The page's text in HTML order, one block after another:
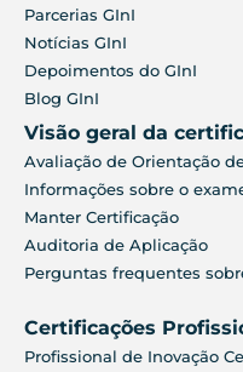
Parcerias GInI
Notícias GInI
Depoimentos do GInI
Blog GInI
Visão geral da
Avaliação de Orientação
Informações sobre o
Manter Certificação
Auditoria de Aplicação
Perguntas frequentes
Certificações
Profissional de Inovação